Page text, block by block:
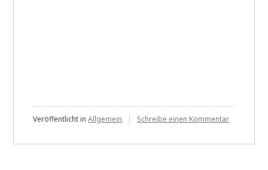
Veröffentlicht inAllgemein Schreibe einen Kommentarzu